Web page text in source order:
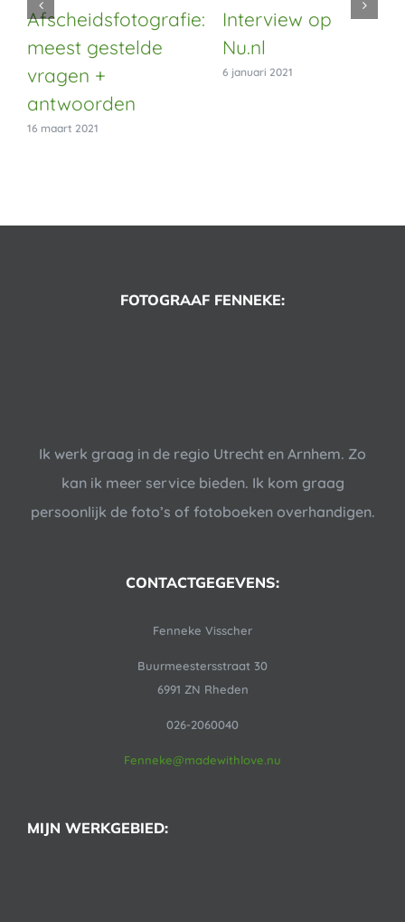
Afscheidsfotografie:
meest gestelde
vragen +
antwoorden
16 maart 2021
Interview op
Nu.nl
6 januari 2021
FOTOGRAAF FENNEKE:
Ik werk graag in de regio Utrecht en Arnhem. Zo
kan ik meer service bieden. Ik kom graag
persoonlijk de foto’s of fotoboeken overhandigen.
CONTACTGEGEVENS:
Fenneke Visscher
Buurmeestersstraat 30
6991 ZN Rheden
026-2060040
Fenneke@madewithlove.nu
MIJN WERKGEBIED: